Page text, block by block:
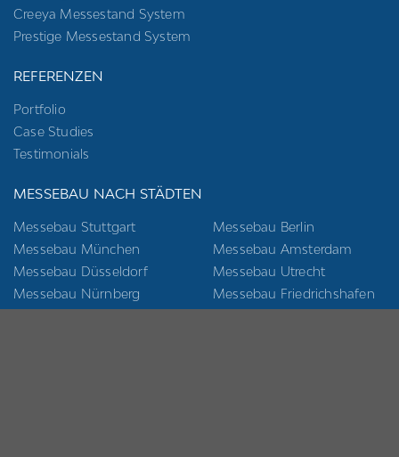
Creeya Messestand System
Prestige Messestand System
REFERENZEN
Portfolio
Case Studies
Testimonials
MESSEBAU NACH STÄDTEN
Messebau Stuttgart
Messebau München
Messebau Düsseldorf
Messebau Nürnberg
Messebau Berlin
Messebau Amsterdam
Messebau Utrecht
Messebau Friedrichshafen